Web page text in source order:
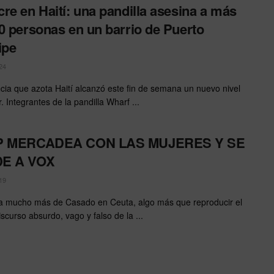
en Haití: una pandilla asesina a más
personas en un barrio de Puerto
que azota Haití alcanzó este fin de semana un nuevo nivel
Integrantes de la pandilla Wharf ...
MERCADEA CON LAS MUJERES Y SE
A VOX
mucho más de Casado en Ceuta, algo más que reproducir el
absurdo, vago y falso de la ...